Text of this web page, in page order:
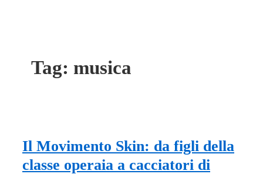
Tag: musica
Il Movimento Skin: da figli della
classe operaia a cacciatori di